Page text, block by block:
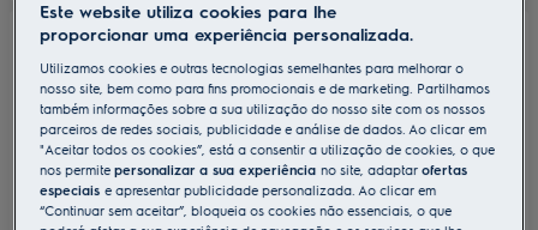
Este website utiliza cookies para lhe
proporcionar uma experiência personalizada.
Utilizamos cookies e outras tecnologias semelhantes para melhorar o
nosso site, bem como para fins promocionais e de marketing. Partilhamos
também informações sobre a sua utilização do nosso site com os nossos
parceiros de redes sociais, publicidade e análise de dados. Ao clicar em
"Aceitar todos os cookies”, está a consentir a utilização de cookies, o que
nos permitepersonalizar a sua experiênciano site, adaptarofertas
especiaise apresentar publicidade personalizada. Ao clicar em
“Continuar sem aceitar”, bloqueia os cookies não essenciais, o que